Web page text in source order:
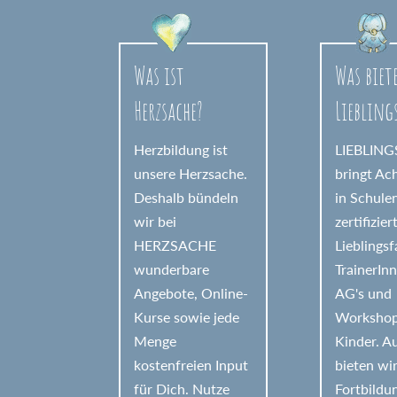
Was ist
Herzsache?
Herzbildung ist
unsere Herzsache.
Deshalb bündeln
wir bei
HERZSACHE
wunderbare
Angebote, Online-
Kurse sowie jede
Menge
kostenfreien Input
für Dich. Nutze
Was
bringt
in
AG's und
Kinder.
bieten wir